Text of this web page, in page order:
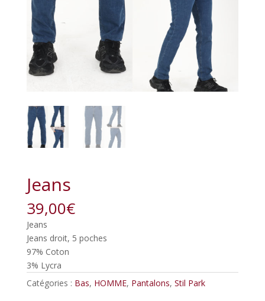
Jeans
39,00€
Jeans
Jeans droit, 5 poches
97% Coton
3% Lycra
Catégories : Bas, HOMME, Pantalons, Stil Park